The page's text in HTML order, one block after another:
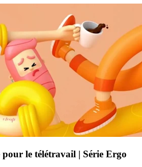
le télétravail | Série Ergo